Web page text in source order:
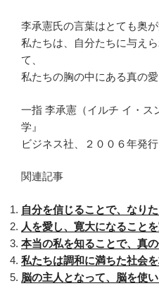
李承憲氏の言葉はとても奥が
私たちは、自分たちに与え
て、
私たちの胸の中にある真の
一指 李承憲（イルチ イ・
学』
ビジネス社、２００６年発
関連記事
自分を信じることで、なり
人を愛し、寛大になること
本当の私を知ることで、真
私たちは調和に満ちた社会
脳の主人となって、脳を使